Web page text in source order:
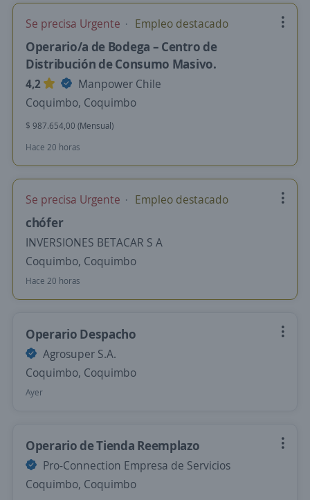
Se precisa Urgente Empleo destacado
Operario/a de Bodega – Centro de
Distribución de Consumo Masivo.
4,2
Manpower Chile
Coquimbo, Coquimbo
$ 987.654,00 (Mensual)
Hace 20 horas
Se precisa Urgente Empleo destacado
chófer
INVERSIONES BETACAR S A
Coquimbo, Coquimbo
Hace 20 horas
Operario Despacho
Agrosuper S.A.
Coquimbo, Coquimbo
Ayer
Operario de Tienda Reemplazo
Pro-Connection Empresa de Servicios
Coquimbo, Coquimbo